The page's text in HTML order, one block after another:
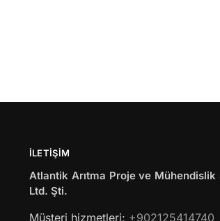
İLETIŞIM
Atlantik Arıtma Proje ve Mühendislik
Ltd. Şti.
Müsteri hizmetleri: +902125414740